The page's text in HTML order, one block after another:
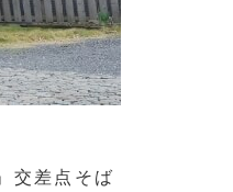
交差点そば